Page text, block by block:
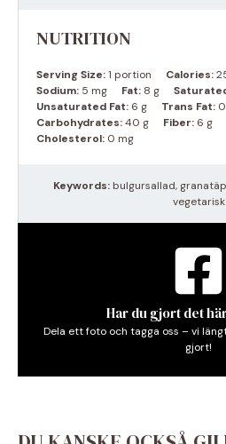
NUTRITION
Serving Size:1 portion Calories:
Sodium: 5 mg Fat: 8 g
Unsaturated Fat: 6 g Trans Fat:
Carbohydrates:40 g Fiber: 6 g
Cholesterol: 0 mg
Keywords: bulgursallad,
vegetarisk
Har du gjort det
Dela ett foto och tagga oss – vi
gjort!